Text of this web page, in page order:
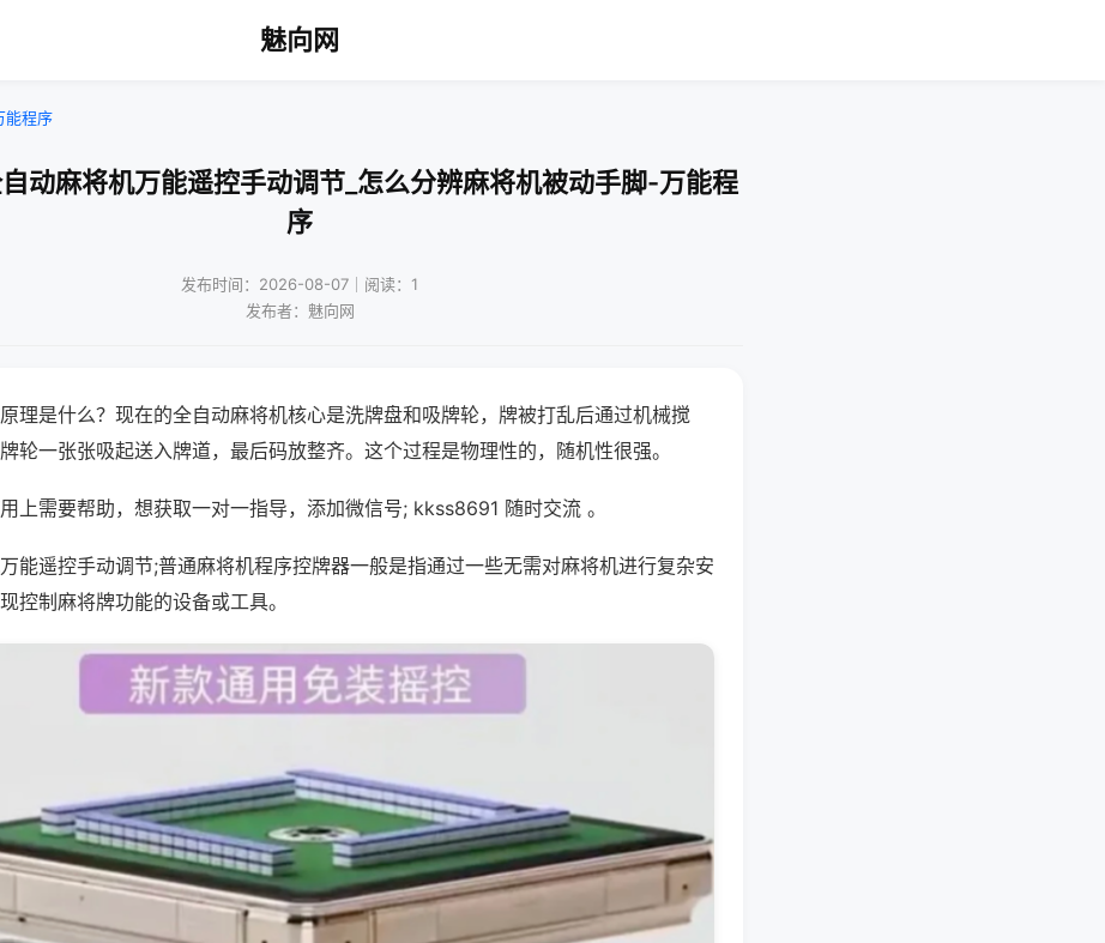
魅向网
能程序
动麻将机万能遥控手动调节_怎么分辨麻将机被动手脚-万能程
序
发布时间：2026-08-07｜阅读：1
发布者：魅向网
理是什么？现在的全自动麻将机核心是洗牌盘和吸牌轮，牌被打乱后通过机械搅
轮一张张吸起送入牌道，最后码放整齐。这个过程是物理性的，随机性很强。
上需要帮助，想获取一对一指导，添加微信号; kkss8691 随时交流 。
能遥控手动调节;普通麻将机程序控牌器一般是指通过一些无需对麻将机进行复杂安
控制麻将牌功能的设备或工具。